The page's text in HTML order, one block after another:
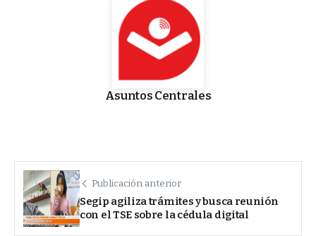
Asuntos Centrales
Publicación anterior
Segip agiliza trámites y busca reunión
con el TSE sobre la cédula digital